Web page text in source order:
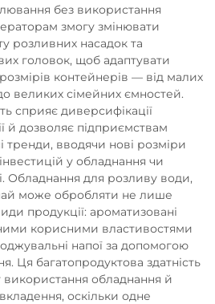
без використання
змогу змінювати
розливних насадок та
головок, щоб адаптувати
контейнерів — від малих
великих сімейних ємностей.
сприяє диверсифікації
й дозволяє підприємствам
тренди, вводячи нові розміри
у обладнання чи
Обладнання для розливу води,
може обробляти не лише
продукції: ароматизовані
корисними властивостями
напої за допомогою
Ця багатопродуктова здатність
використання обладнання й
оскільки одне